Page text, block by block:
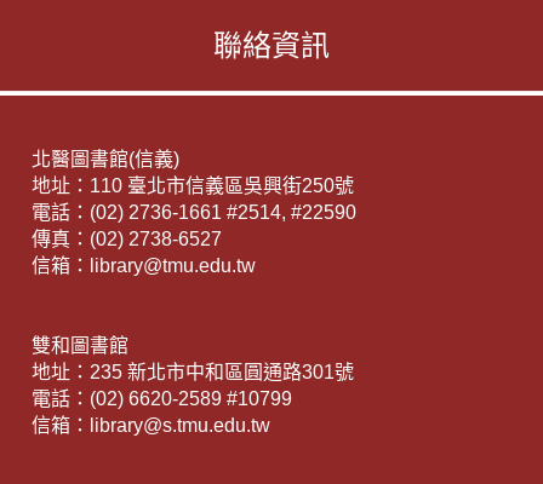
聯絡資訊
北醫圖書館(信義)
地址：110 臺北市信義區吳興街250號
電話：(02) 2736-1661 #2514, #22590
傳真：(02) 2738-6527
信箱：library@tmu.edu.tw
雙和圖書館
地址：235 新北市中和區圓通路301號
電話：(02) 6620-2589 #10799
信箱：library@s.tmu.edu.tw